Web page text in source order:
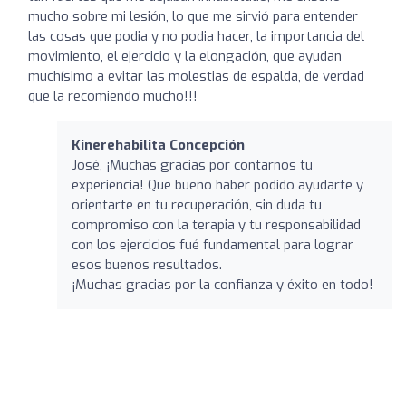
mucho sobre mi lesión, lo que me sirvió para entender
las cosas que podia y no podia hacer, la importancia del
movimiento, el ejercicio y la elongación, que ayudan
muchísimo a evitar las molestias de espalda, de verdad
que la recomiendo mucho!!!
Kinerehabilita Concepción
José, ¡Muchas gracias por contarnos tu
experiencia! Que bueno haber podido ayudarte y
orientarte en tu recuperación, sin duda tu
compromiso con la terapia y tu responsabilidad
con los ejercicios fué fundamental para lograr
esos buenos resultados.
¡Muchas gracias por la confianza y éxito en todo!